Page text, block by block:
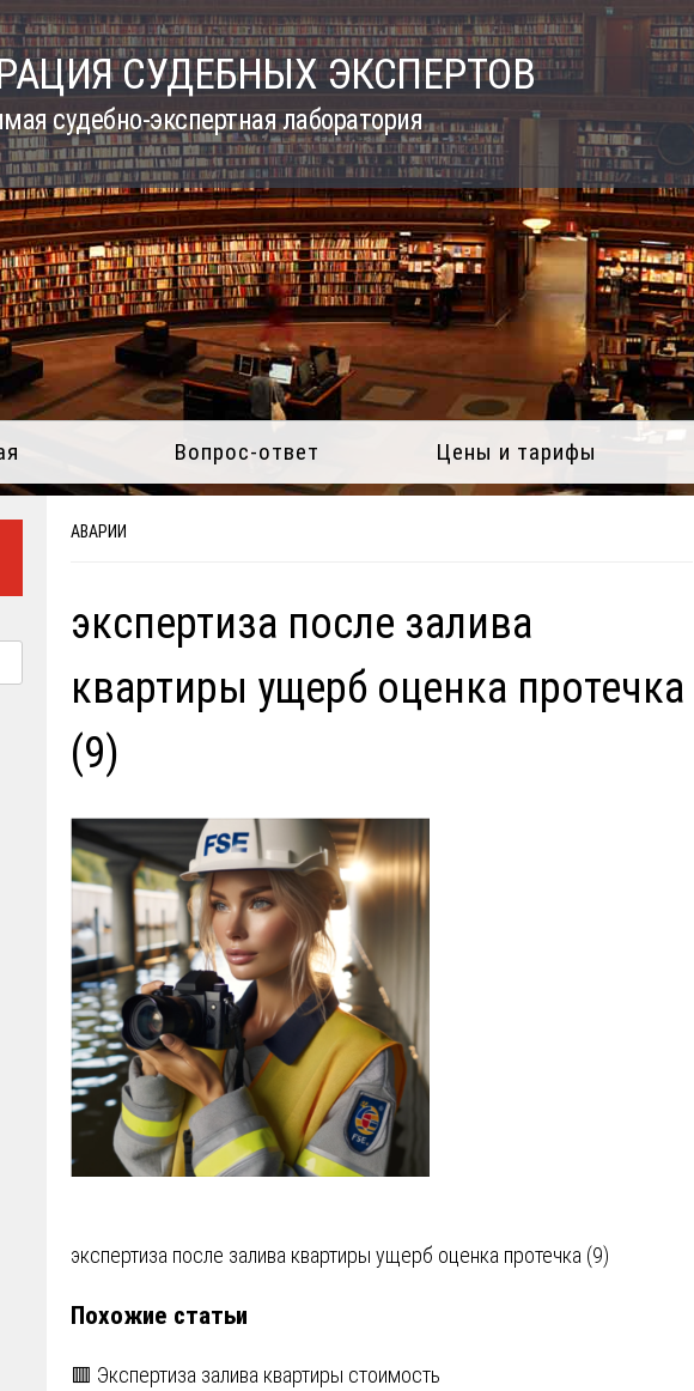
СУДЕБНЫХ ЭКСПЕРТОВ
судебно-экспертная лаборатория
Вопрос-ответ Цены и тарифы
АВАРИИ
экспертиза после залива
квартиры ущерб оценка протечка
(9)
Навигация
по
записям
экспертиза после залива квартиры ущерб оценка протечка (9)
Похожие статьи
🟥 Экспертиза залива квартиры стоимость